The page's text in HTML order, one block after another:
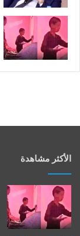
الأكثر مشاهدة